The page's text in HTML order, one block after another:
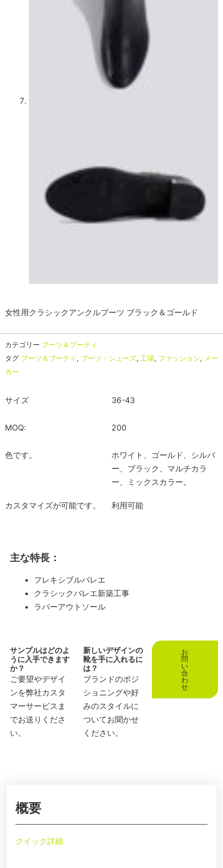
女性用クラシックアンクルブーツ ブラック＆ゴールド
カテゴリー ブーツ＆ブーティ
タグ ブーツ＆ブーティ , ブーツ・シューズ, 工場, ファッション, メー
カー
サイズ 36-43
MOQ: 200
色です。
ホワイト、ゴールド、シルバ
ー、ブラック、マルチカラ
ー、ミックスカラー。
カスタマイズが可能です。 利用可能
主な特長：
フレキシブルバレエ
クラシックバレエ新築工事
ラバーアウトソール
サンプルはどのよ
うに入手できます
か？
ご要望やデザイ
ンを弊社カスタ
マーサービスま
でお送りくださ
い。
新しいデザインの
靴を手に入れるに
は？
ブランドのポジ
ショニングや好
みのスタイルに
ついてお聞かせ
ください。
お
問
い
合
わ
せ
概要
クイック詳細